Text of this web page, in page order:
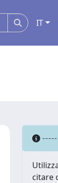
IT
citare